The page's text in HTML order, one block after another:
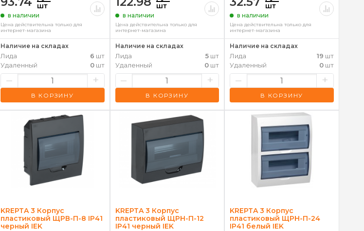
шт
в наличии
Цена действительна только для
интернет-магазина
Наличие на складах
Лида 6 шт
Удаленный
0шт
– +
В КОРЗИНУ
шт
в наличии
Цена действительна только для
интернет-магазина
Наличие на складах
Лида 5 шт
Удаленный
0 шт
– +
В КОРЗИНУ
шт
в наличии
Цена действительна только для
интернет-магазина
Наличие на складах
Лида 19 шт
Удаленный
0 шт
– +
В КОРЗИНУ
KREPTA 3 Корпус
пластиковый ЩРВ-П-8 IP41
черный IEK
KREPTA 3 Корпус
пластиковый ЩРН-П-12
IP41 черный IEK
KREPTA 3 Корпус
пластиковый ЩРН-П-24
IP41 белый IEK